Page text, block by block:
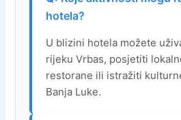
hotela?
U blizini hotela možete
rijeku Vrbas, posjetiti
restorane ili istražiti
Banja Luke.